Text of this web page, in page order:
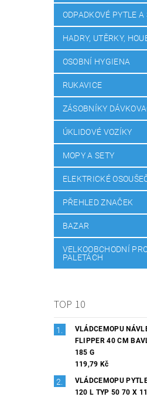
ODPADKOVÉ PYTLE A
HADRY, UTĚRKY,
OSOBNÍ HYGIENA
RUKAVICE
ZÁSOBNÍKY
ÚKLIDOVÉ VOZÍKY
MOPY A SETY
ELEKTRICKÉ
PŘEHLED ZNAČEK
BAZAR
VELKOOBCHODNÍ
PALETÁCH
TOP 10
VLÁDCEMOPU
FLIPPER 40 CM
185 G
119,79 Kč
VLÁDCEMOPU
120 L TYP 50 70 X